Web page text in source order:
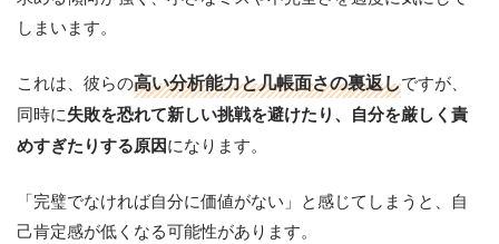
しまいます。
これは、彼らの高い分析能力と几帳面さの裏返しですが、
同時に失敗を恐れて新しい挑戦を避けたり、自分を厳しく責
めすぎたりする原因になります。
「完璧でなければ自分に価値がない」と感じてしまうと、自
己肯定感が低くなる可能性があります。